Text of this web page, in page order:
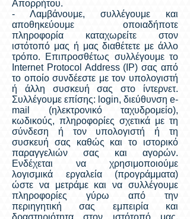
Απορρήτου.
- Λαμβάνουμε, συλλέγουμε και
αποθηκεύουμε οποιαδήποτε
πληροφορία καταχωρείτε στον
ιστότοπό μας ή μας διαθέτετε με άλλο
τρόπο. Επιπροσθέτως συλλέγουμε το
Internet Protocol Address (IP) σας από
το οποίο συνδέεστε με τον υπολογιστή
ή άλλη συσκευή σας στο ίντερνετ.
Συλλέγουμε επίσης: login, διεύθυνση e-
mail (ηλεκτρονικό ταχυδρομείο),
κωδικούς, πληροφορίες σχετικά με τη
σύνδεση ή τον υπολογιστή ή τη
συσκευή σας καθώς και το ιστορικό
παραγγελιών σας και αγορών.
Ενδέχεται να χρησιμοποιούμε
λογισμικά εργαλεία (προγράμματα)
ώστε να μετράμε και να συλλέγουμε
πληροφορίες γύρω από την
περιηγητική σας εμπειρία και
δραστηριότητα στον ιστότοπό μας,